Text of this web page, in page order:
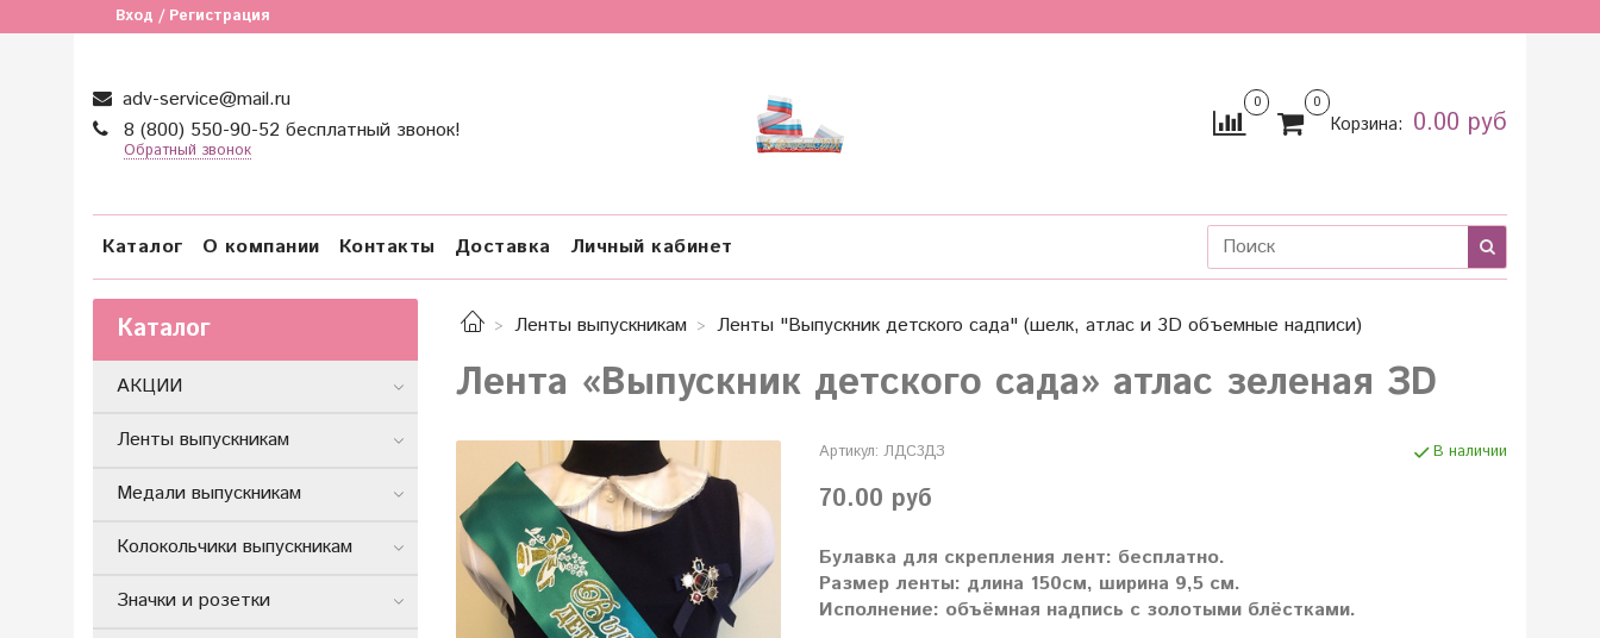
Вход / Регистрация
adv-service@mail.ru
8 (800) 550-90-52 бесплатный звонок!
Обратный звонок
0 0
Корзина: 0.00 руб
Каталог О компании Контакты Доставка Личный кабинет
Ленты выпускникам Ленты "Выпускник детского сада" (шелк, атлас и 3D объемные надписи)
Лента «Выпускник детского сада» атлас зеленая ЗD
Артикул: ЛДС3ДЗ В наличии
70.00 руб
Булавка для скрепления лент: бесплатно.
Размер ленты: длина 150см, ширина 9,5 см.
Исполнение: объёмная надпись с золотыми блёстками.
Каталог
АКЦИИ
Ленты выпускникам
Медали выпускникам
Колокольчики выпускникам
Значки и розетки